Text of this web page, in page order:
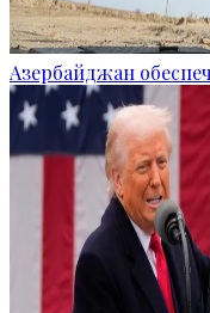
Азербайджан